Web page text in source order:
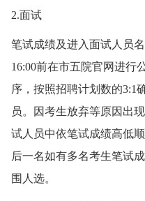
2.面试
笔试成绩及进入面试人员
16:00前在市五院官网进行
序，按照招聘计划数的3:1
员。因考生放弃等原因出
试人员中依笔试成绩高低
后一名如有多名考生笔试
围人选。